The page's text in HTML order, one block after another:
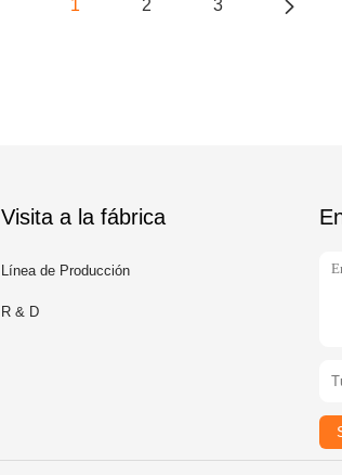
1 2 3
Visita a la fábrica
Línea de Producción
R & D